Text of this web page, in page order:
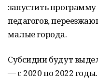
запустить
педагогов,
малые города.
Субсидии будут
— с 2020 по 2022